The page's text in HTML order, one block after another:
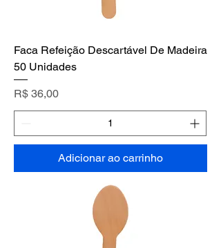
Faca Refeição Descartável De Madeira
50 Unidades
Preço
R$ 36,00
Adicionar ao carrinho